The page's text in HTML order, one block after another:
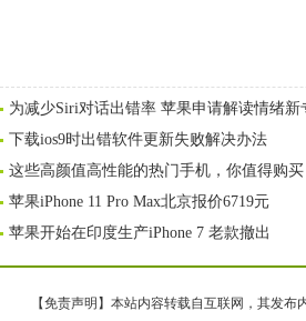
为减少Siri对话出错率 苹果申请解读情绪新
下载ios9时出错软件更新失败解决办法
这些高颜值高性能的热门手机，你值得购买
苹果iPhone 11 Pro Max北京报价6719元
苹果开始在印度生产iPhone 7 老款撤出
【免责声明】本站内容转载自互联网，其发